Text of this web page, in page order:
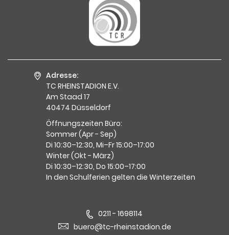
Adresse:
TC RHEINSTADION E.V.
Am Staad 17
40474 Düsseldorf
Öffnungszeiten Büro:
Sommer (Apr - Sep)
Di 10:30–12:30, Mi–Fr 15:00–17:00
Winter (Okt - März)
Di 10:30–12:30, Do 15:00–17:00
In den Schulferien gelten die Winterzeiten
0211 - 1698114
buero@tc-rheinstadion.de